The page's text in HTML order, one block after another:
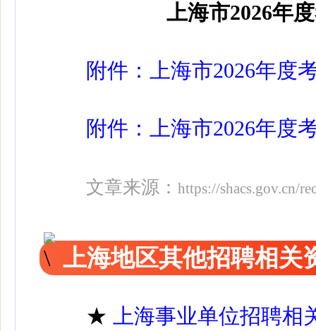
上海市2026年
附件：上海市2026年度
附件：上海市2026年度
文章来源： https://shacs.gov.cn/
上海地区其他招聘相关
★ 上海事业单位招聘相